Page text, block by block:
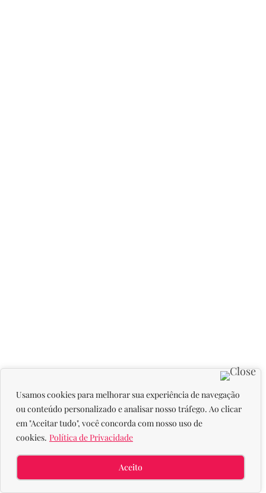
Usamos cookies para melhorar sua experiência de navegação
ou conteúdo personalizado e analisar nosso tráfego. Ao clicar
em "Aceitar tudo", você concorda com nosso uso de
cookies. Política de Privacidade
Aceito